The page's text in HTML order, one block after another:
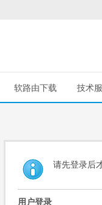
软路由下载 技术
请先登录后
用户登录